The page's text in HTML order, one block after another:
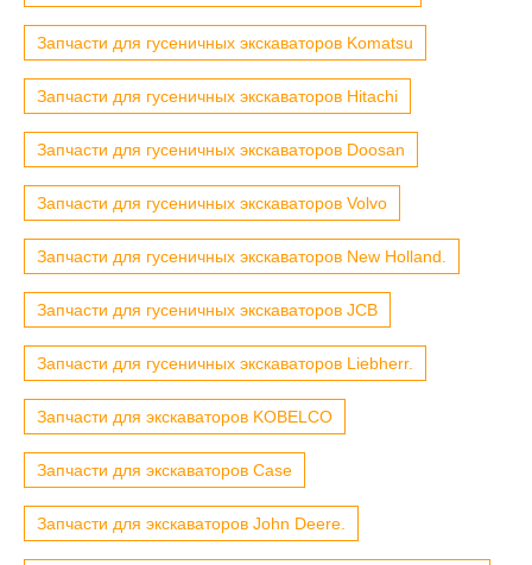
Запчасти для гусеничных экскаваторов Komatsu
Запчасти для гусеничных экскаваторов Hitachi
Запчасти для гусеничных экскаваторов Doosan
Запчасти для гусеничных экскаваторов Volvo
Запчасти для гусеничных экскаваторов New Holland.
Запчасти для гусеничных экскаваторов JCB
Запчасти для гусеничных экскаваторов Liebherr.
Запчасти для экскаваторов KOBELCO
Запчасти для экскаваторов Case
Запчасти для экскаваторов John Deere.